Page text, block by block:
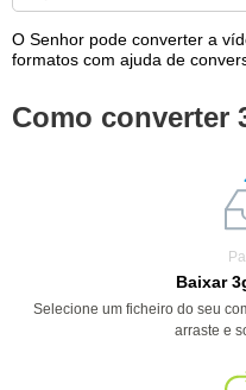
O Senhor pode converter a
formatos com ajuda de
Como converter
Baixar
Selecione um ficheiro do seu
arraste e